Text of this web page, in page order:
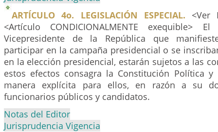
ARTÍCULO 4o. LEGISLACIÓN ESPECIAL. <Ver
<Artículo CONDICIONALMENTE exequible>
Vicepresidente de la República que
participar en la campaña presidencial o se
en la elección presidencial, estarán sujetos a las
estos efectos consagra la Constitución Política
manera explícita para ellos, en razón a su
funcionarios públicos y candidatos.
Notas del Editor
Jurisprudencia Vigencia